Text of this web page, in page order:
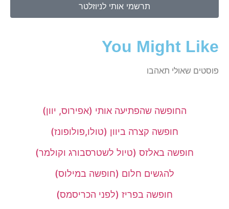
תרשמי אותי לניוזלטר
You Might Like
פוסטים שאולי תאהבו
החופשה שהפתיעה אותי (אפירוס, יוון)
חופשה קצרה ביוון (טולו,פולופונז)
חופשה באלזס (טיול לשטרסבורג וקולמר)
להגשים חלום (חופשה במילוס)
חופשה בפריז (לפני הכריסמס)